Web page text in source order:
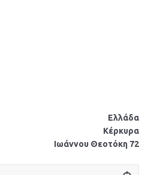
Ελλάδα
Κέρκυρα
Ιωάννου Θεοτόκη 72